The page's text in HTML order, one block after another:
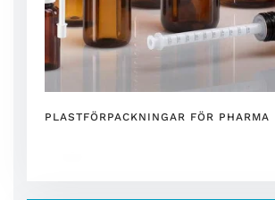
PLASTFÖRPACKNINGAR FÖR PHARMA